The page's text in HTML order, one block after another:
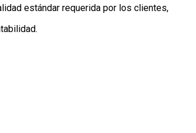
estándar requerida por los clientes,